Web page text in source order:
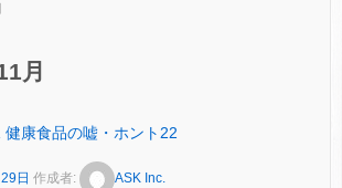
月
健康食品の嘘・ホント22
日 作成者: ASK Inc.